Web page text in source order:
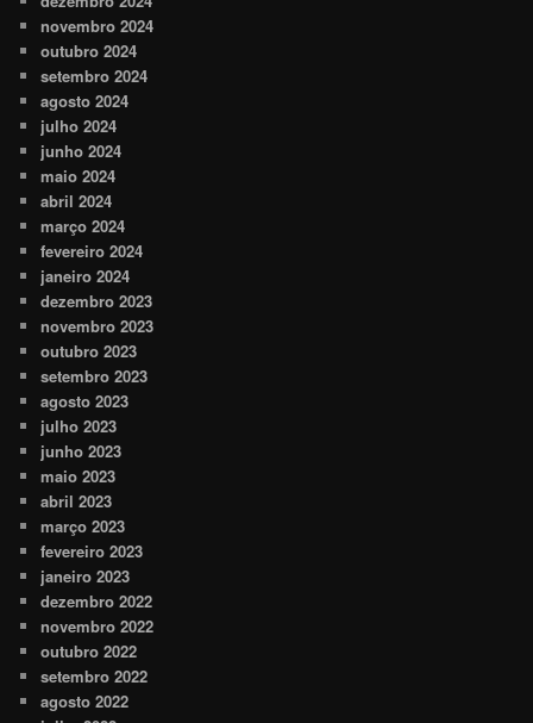
novembro 2024
outubro 2024
setembro 2024
agosto 2024
julho 2024
junho 2024
maio 2024
abril 2024
março 2024
fevereiro 2024
janeiro 2024
dezembro 2023
novembro 2023
outubro 2023
setembro 2023
agosto 2023
julho 2023
junho 2023
maio 2023
abril 2023
março 2023
fevereiro 2023
janeiro 2023
dezembro 2022
novembro 2022
outubro 2022
setembro 2022
agosto 2022